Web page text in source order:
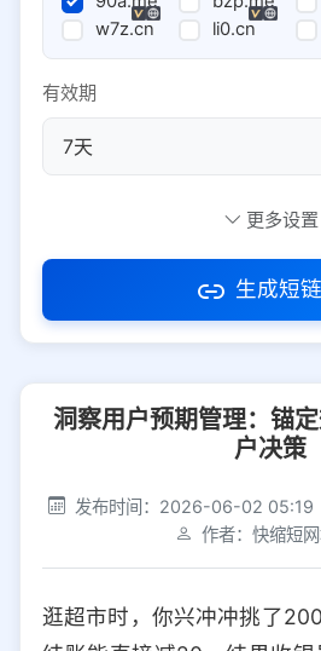
w7z.cn
li0.cn
有效期
访问密码
社交平台 电商平台
选择防红平台类型，避免链接被拦截
平台设置
iOS Android PC
更多设置
生成短
洞察用户预期管理：锚
户决策
发布时间：2026-06-02 05:19
作者：快缩短
逛超市时，你兴冲冲挑了